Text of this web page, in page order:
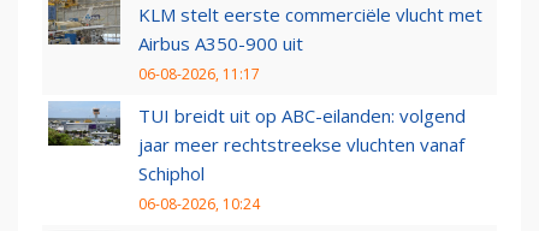
KLM stelt eerste commerciële vlucht met
Airbus A350-900 uit
06-08-2026, 11:17
TUI breidt uit op ABC-eilanden: volgend
jaar meer rechtstreekse vluchten vanaf
Schiphol
06-08-2026, 10:24